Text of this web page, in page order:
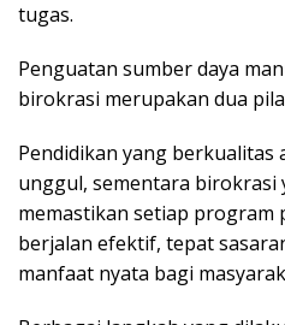
tugas.
Penguatan sumber daya
birokrasi merupakan dua
Pendidikan yang berkualitas
unggul, sementara birokrasi
memastikan setiap program
berjalan efektif, tepat
manfaat nyata bagi